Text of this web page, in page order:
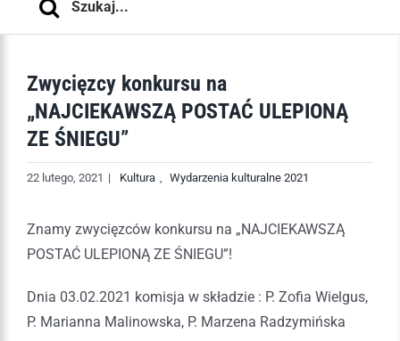
Zwycięzcy konkursu na
„NAJCIEKAWSZĄ POSTAĆ ULEPIONĄ
ZE ŚNIEGU”
22 lutego, 2021 | Kultura Wydarzenia kulturalne 2021
Znamy zwycięzców konkursu na „NAJCIEKAWSZĄ
POSTAĆ ULEPIONĄ ZE ŚNIEGU”!
Dnia 03.02.2021 komisja w składzie : P. Zofia Wielgus,
P. Marianna Malinowska, P. Marzena Radzymińska